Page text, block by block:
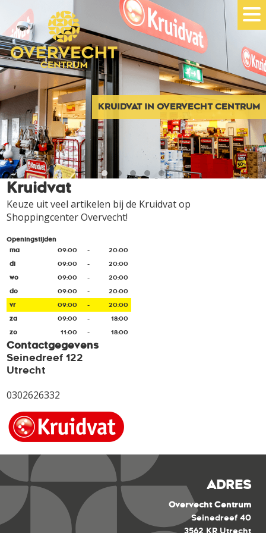
KRUIDVAT IN OVERVECHT CENTRUM
Kruidvat
Keuze uit veel artikelen bij de Kruidvat op
Shoppingcenter Overvecht!
Openingstijden
ma
09:00 -
20:00
di
09:00 -
20:00
wo
09:00 -
20:00
do
09:00 -
20:00
vr
09:00 -
20:00
za
09:00 -
18:00
zo
11:00 - 18:00
Contactgegevens
Seinedreef 122
Utrecht
0302626332
ADRES
Overvecht Centrum
Seinedreef 40
3562 KR Utrecht